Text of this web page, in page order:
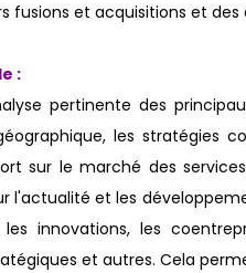
fusions et acquisitions et
:
pertinente des
les stratégies
sur le marché des
l'actualité et les
innovations, les
et autres. Cela